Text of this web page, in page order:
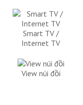
Smart TV /
Internet TV
View núi đồi